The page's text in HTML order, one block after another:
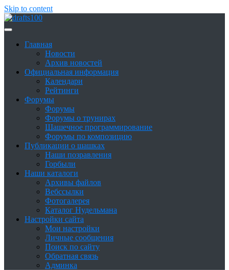
Skip to content
Шашки в России
Главная
Новости
Архив новостей
Официальная информация
Календари
Рейтинги
Форумы
Форумы
Форумы о трунирах
Шашечное программирование
Форумы по композицию
Публикации о шашках
Наши позравления
Горбыли
Наши каталоги
Архивы файлов
Вебссылки
Фотогалерея
Каталог Нудельмана
Настройки сайта
Мои настройки
Личные сообщения
Поиск по сайту
Обратная связь
Админка